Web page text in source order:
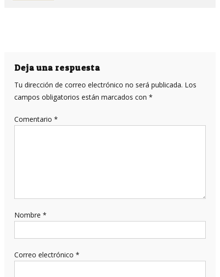
Deja una respuesta
Tu dirección de correo electrónico no será publicada. Los
campos obligatorios están marcados con *
Comentario *
Nombre *
Correo electrónico *